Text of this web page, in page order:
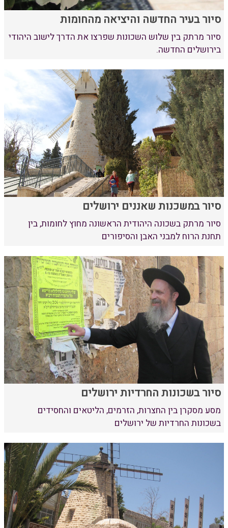
סיור בעיר החדשה והיציאה מהחומות
סיור מרתק בין שלוש השכונות שפרצו את הדרך לישוב היהודי
בירושלים החדשה.
סיור במשכנות שאננים ירושלים
סיור מרתק בשכונה היהודית הראשונה מחוץ לחומות, בין
תחנת הרוח למבני האבן והסיפורים
סיור בשכונות החרדיות ירושלים
מסע מסקרן בין החצרות, הזרמים, הליטאים והחסידים
בשכונות החרדיות של ירושלים